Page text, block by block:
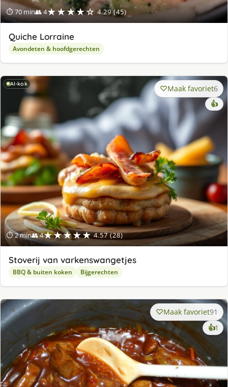
⏱ 70 min👥 4★★★★☆ 4.29 (45)
Quiche Lorraine
Avondeten & hoofdgerechten
AI-kok
⏱ 2 min👥 4★★★★★ 4.57 (28)
Maak favoriet6
👍
Stoverij van varkenswangetjes
BBQ & buiten koken Bijgerechten
Maak favoriet91
👍1